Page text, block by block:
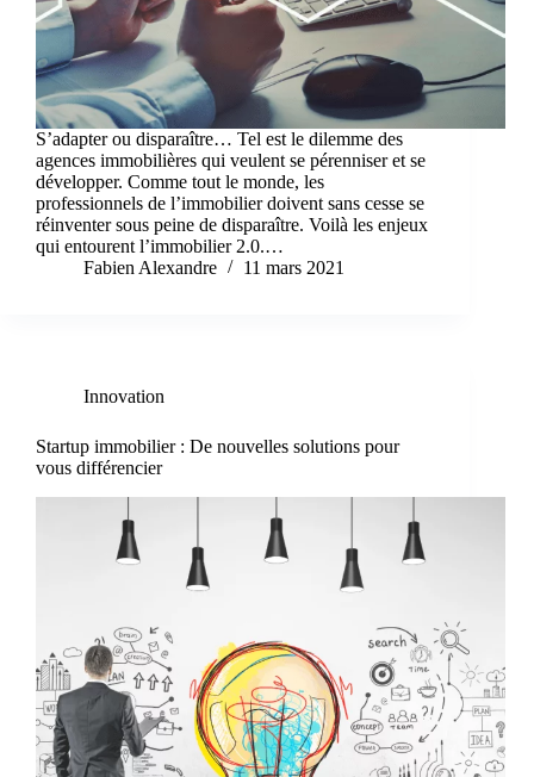
S’adapter ou disparaître… Tel est le dilemme des
agences immobilières qui veulent se pérenniser et se
développer. Comme tout le monde, les
professionnels de l’immobilier doivent sans cesse se
réinventer sous peine de disparaître. Voilà les enjeux
qui entourent l’immobilier 2.0.…
Fabien Alexandre
11 mars 2021
Innovation
Startup immobilier : De nouvelles solutions pour
vous différencier